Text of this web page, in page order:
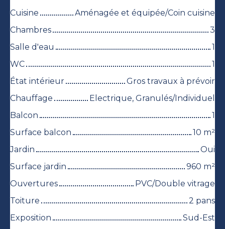
Cuisine
Aménagée et équipée/Coin cuisine
Chambres
3
Salle d'eau
1
WC
1
État intérieur
Gros travaux à prévoir
Chauffage
Electrique, Granulés/Individuel
Balcon
1
Surface balcon
10 m²
Jardin
Oui
Surface jardin
960 m²
Ouvertures
PVC/Double vitrage
Toiture
2 pans
Exposition
Sud-Est